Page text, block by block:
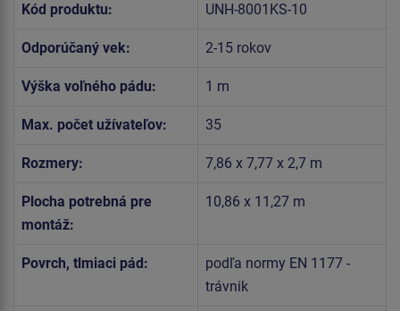
Kód produktu: UNH-8001KS-10
Odporúčaný vek: 2-15 rokov
Výška voľného pádu: 1 m
Max. počet užívateľov: 35
Rozmery: 7,86 x 7,77 x 2,7 m
Plocha potrebná pre
montáž:
10,86 x 11,27 m
Povrch, tlmiaci pád:
podľa normy EN 1177 -
trávnik